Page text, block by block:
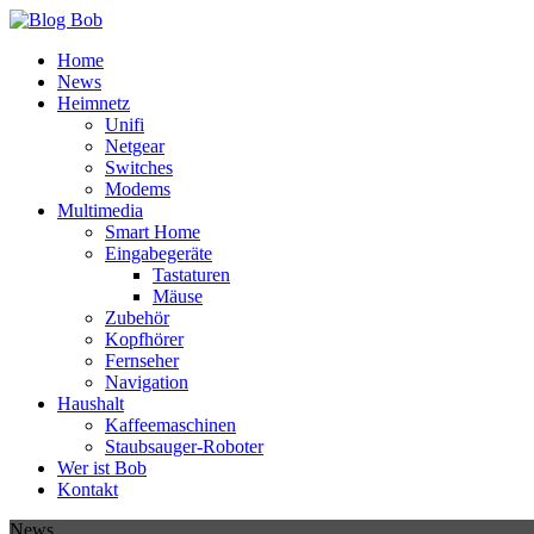
Home
News
Heimnetz
Unifi
Netgear
Switches
Modems
Multimedia
Smart Home
Eingabegeräte
Tastaturen
Mäuse
Zubehör
Kopfhörer
Fernseher
Navigation
Haushalt
Kaffeemaschinen
Staubsauger-Roboter
Wer ist Bob
Kontakt
News